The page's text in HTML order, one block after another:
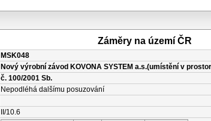
Záměry na území ČR
MSK048
Nový výrobní závod KOVONA SYSTEM a.s.(umístění v
č. 100/2001 Sb.
Nepodléhá dalšímu posuzování
II/10.6